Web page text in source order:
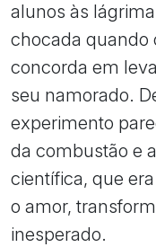
alunos às
chocada quando
concorda em
seu namorado.
experimento
da combustão e
científica, que
o amor,
inesperado.